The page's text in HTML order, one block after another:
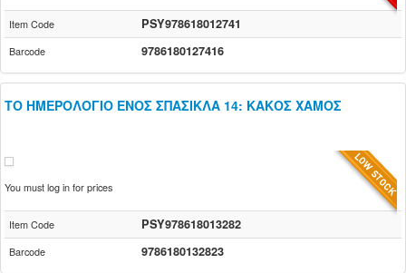
Item Code PSY978618012741
Barcode 9786180127416
ΤΟ ΗΜΕΡΟΛΟΓΙΟ ΕΝΟΣ ΣΠΑΣΙΚΛΑ 14: ΚΑΚΟΣ ΧΑΜΟΣ
You must log in for prices
Item Code PSY978618013282
Barcode 9786180132823